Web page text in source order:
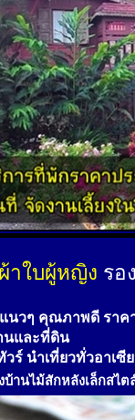
าใบผู้หญิง รอ
แนวๆ คุณภาพดี ราค
นและที่ดิน
วร์ นำเที่ยวทั่วอาเซี
บ้านไม้สักหลังเล็กสไต